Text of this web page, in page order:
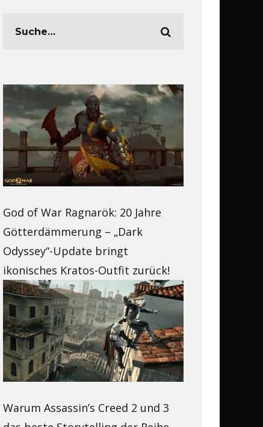
God of War Ragnarök: 20 Jahre
Götterdämmerung – „Dark
Odyssey“-Update bringt
ikonisches Kratos-Outfit zurück!
Warum Assassin’s Creed 2 und 3